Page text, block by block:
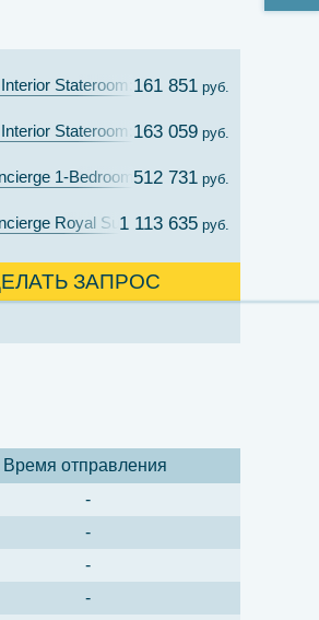
Stateroom: Cat. 11C
161 851 руб.
Stateroom: Cat. 11B
163 059 руб.
1-Bedroom Suite with Verandah Cat.
512 731 руб.
Royal Suite with Verandah Cat. R
1 113 635 руб.
ЗАПРОС
Время отправления
-
-
-
-